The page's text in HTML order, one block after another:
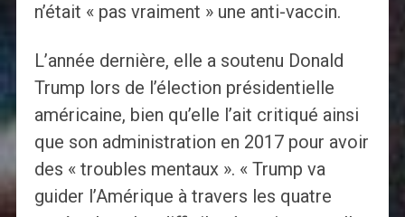
n’était « pas vraiment » une anti-vaccin.
L’année dernière, elle a soutenu Donald
Trump lors de l’élection présidentielle
américaine, bien qu’elle l’ait critiqué ainsi
que son administration en 2017 pour avoir
des « troubles mentaux ». « Trump va
guider l’Amérique à travers les quatre